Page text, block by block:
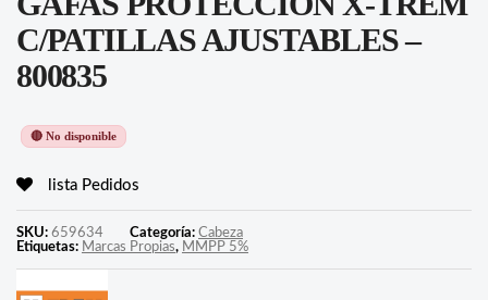
C/PATILLAS AJUSTABLES –
800835
🔴 No disponible
lista Pedidos
SKU: 659634 Categoría: Cabeza
Etiquetas: Marcas Propias, MMPP 5%